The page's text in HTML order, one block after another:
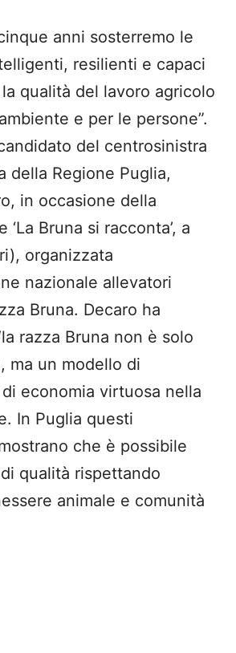
anni sosterremo le
resilienti e capaci
qualità del lavoro agricolo
e per le persone”.
del centrosinistra
della Regione Puglia,
in occasione della
‘La Bruna si racconta’, a
organizzata
nazionale allevatori
Bruna. Decaro ha
razza Bruna non è solo
ma un modello di
economia virtuosa nella
In Puglia questi
che è possibile
qualità rispettando
animale e comunità